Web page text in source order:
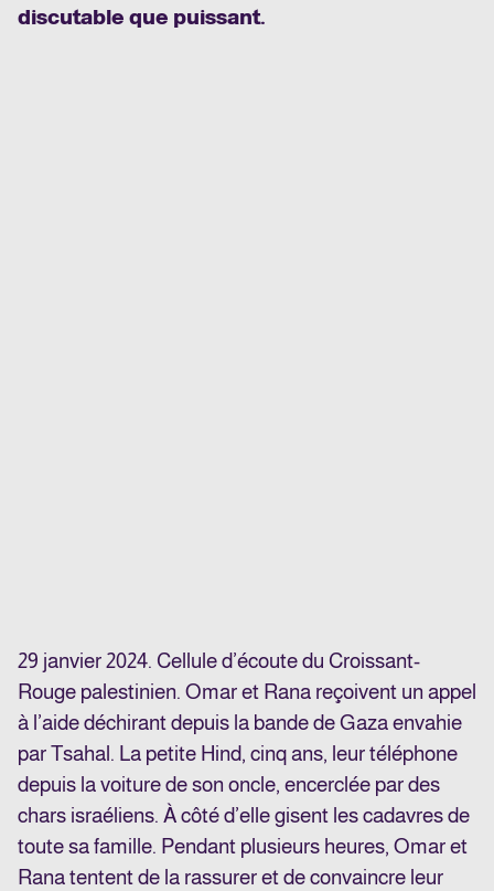
discutable que puissant.
29 janvier 2024. Cellule d’écoute du Croissant-
Rouge palestinien. Omar et Rana reçoivent un appel
à l’aide déchirant depuis la bande de Gaza envahie
par Tsahal. La petite Hind, cinq ans, leur téléphone
depuis la voiture de son oncle, encerclée par des
chars israéliens. À côté d’elle gisent les cadavres de
toute sa famille. Pendant plusieurs heures, Omar et
Rana tentent de la rassurer et de convaincre leur